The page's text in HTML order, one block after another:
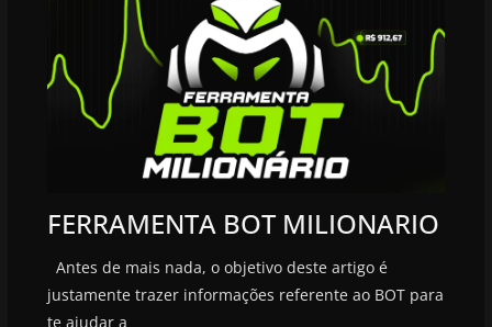
FERRAMENTA BOT MILIONARIO
Antes de mais nada, o objetivo deste artigo é
justamente trazer informações referente ao BOT para
te ajudar a